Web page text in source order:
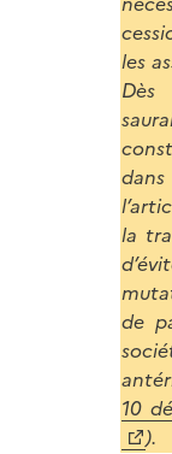
les
la
de
10
).